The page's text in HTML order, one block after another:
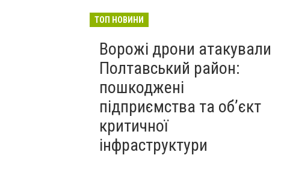
ТОП НОВИНИ
Ворожі дрони атакували
Полтавський район:
пошкоджені
підприємства та об’єкт
критичної
інфраструктури